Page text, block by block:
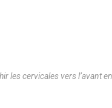
les cervicales vers l’avant